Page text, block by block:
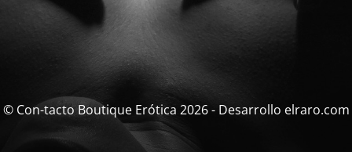
© Con-tacto Boutique Erótica 2026 - Desarrollo elraro.com